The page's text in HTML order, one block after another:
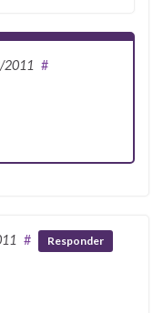
2011 #
# Responder